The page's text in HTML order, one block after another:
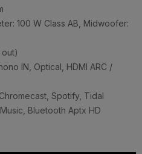
100 W Class AB, Midwoofer:
out)
IN, Optical, HDMI ARC /
Spotify, Tidal
Bluetooth Aptx HD